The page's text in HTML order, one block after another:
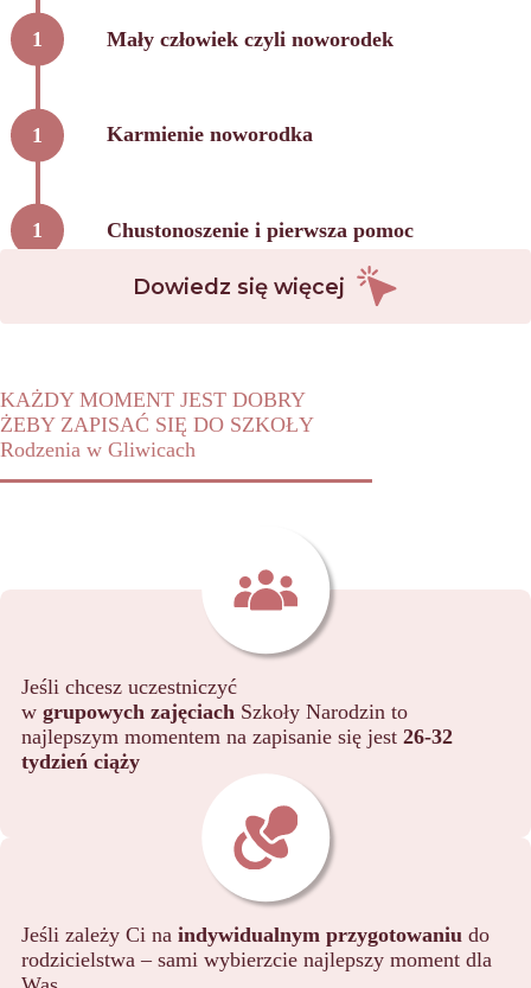
Mały człowiek czyli noworodek
Karmienie noworodka
Chustonoszenie i pierwsza pomoc
Dowiedz się więcej
KAŻDY MOMENT JEST DOBRY
ŻEBY ZAPISAĆ SIĘ DO SZKOŁY
Rodzenia w Gliwicach
Jeśli chcesz uczestniczyć
w grupowych zajęciach Szkoły Narodzin to
najlepszym momentem na zapisanie się jest 26-32
tydzień ciąży
Jeśli zależy Ci na indywidualnym przygotowaniudo
rodzicielstwa – sami wybierzcie najlepszy moment dla